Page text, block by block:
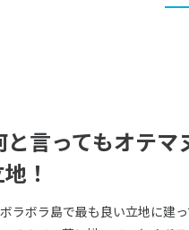
と言ってもオテ
！
ラボラ島で最も良い立地に建